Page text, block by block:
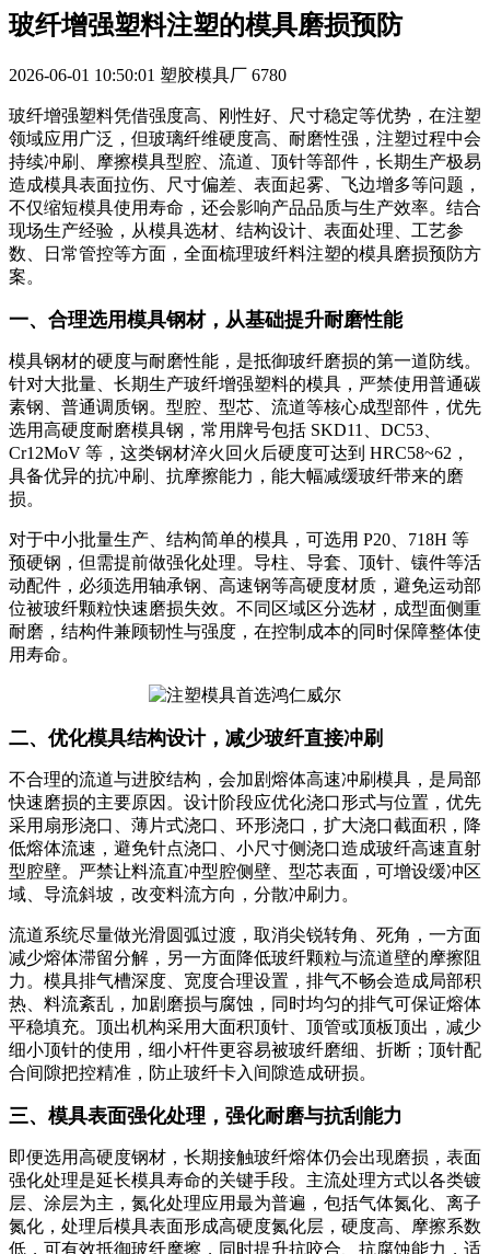
玻纤增强塑料注塑的模具磨损预防
2026-06-01 10:50:01 塑胶模具厂 6780
玻纤增强塑料凭借强度高、刚性好、尺寸稳定等优势，在注塑
领域应用广泛，但玻璃纤维硬度高、耐磨性强，注塑过程中会
持续冲刷、摩擦模具型腔、流道、顶针等部件，长期生产极易
造成模具表面拉伤、尺寸偏差、表面起雾、飞边增多等问题，
不仅缩短模具使用寿命，还会影响产品品质与生产效率。结合
现场生产经验，从模具选材、结构设计、表面处理、工艺参
数、日常管控等方面，全面梳理玻纤料注塑的模具磨损预防方
案。
一、合理选用模具钢材，从基础提升耐磨性能
模具钢材的硬度与耐磨性能，是抵御玻纤磨损的第一道防线。
针对大批量、长期生产玻纤增强塑料的模具，严禁使用普通碳
素钢、普通调质钢。型腔、型芯、流道等核心成型部件，优先
选用高硬度耐磨模具钢，常用牌号包括 SKD11、DC53、
Cr12MoV 等，这类钢材淬火回火后硬度可达到 HRC58~62，
具备优异的抗冲刷、抗摩擦能力，能大幅减缓玻纤带来的磨
损。
对于中小批量生产、结构简单的模具，可选用 P20、718H 等
预硬钢，但需提前做强化处理。导柱、导套、顶针、镶件等活
动配件，必须选用轴承钢、高速钢等高硬度材质，避免运动部
位被玻纤颗粒快速磨损失效。不同区域区分选材，成型面侧重
耐磨，结构件兼顾韧性与强度，在控制成本的同时保障整体使
用寿命。
二、优化模具结构设计，减少玻纤直接冲刷
不合理的流道与进胶结构，会加剧熔体高速冲刷模具，是局部
快速磨损的主要原因。设计阶段应优化浇口形式与位置，优先
采用扇形浇口、薄片式浇口、环形浇口，扩大浇口截面积，降
低熔体流速，避免针点浇口、小尺寸侧浇口造成玻纤高速直射
型腔壁。严禁让料流直冲型腔侧壁、型芯表面，可增设缓冲区
域、导流斜坡，改变料流方向，分散冲刷力。
流道系统尽量做光滑圆弧过渡，取消尖锐转角、死角，一方面
减少熔体滞留分解，另一方面降低玻纤颗粒与流道壁的摩擦阻
力。模具排气槽深度、宽度合理设置，排气不畅会造成局部积
热、料流紊乱，加剧磨损与腐蚀，同时均匀的排气可保证熔体
平稳填充。顶出机构采用大面积顶针、顶管或顶板顶出，减少
细小顶针的使用，细小杆件更容易被玻纤磨细、折断；顶针配
合间隙把控精准，防止玻纤卡入间隙造成研损。
三、模具表面强化处理，强化耐磨与抗刮能力
即便选用高硬度钢材，长期接触玻纤熔体仍会出现磨损，表面
强化处理是延长模具寿命的关键手段。主流处理方式以各类镀
层、涂层为主，氮化处理应用最为普遍，包括气体氮化、离子
氮化，处理后模具表面形成高硬度氮化层，硬度高、摩擦系数
低，可有效抵御玻纤摩擦，同时提升抗咬合、抗腐蚀能力，适